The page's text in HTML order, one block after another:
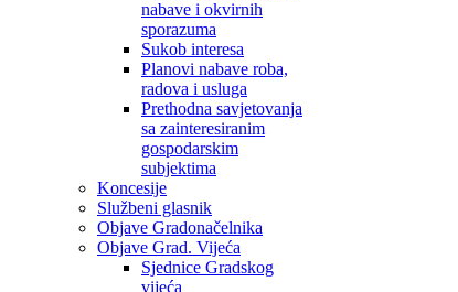
nabave i okvirnih
sporazuma
Sukob interesa
Planovi nabave roba,
radova i usluga
Prethodna savjetovanja
sa zainteresiranim
gospodarskim
subjektima
Koncesije
Službeni glasnik
Objave Gradonačelnika
Objave Grad. Vijeća
Sjednice Gradskog
vijeća